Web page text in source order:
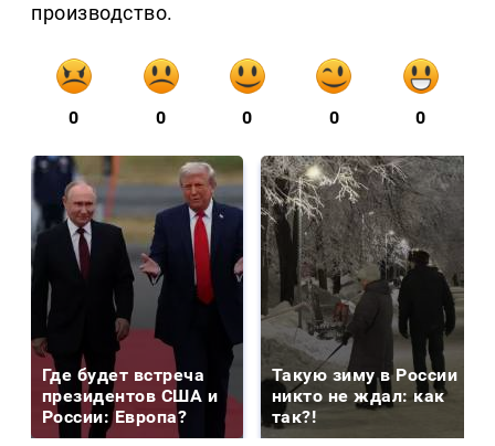
производство.
0 0 0 0 0
Где будет встреча
президентов США и
России: Европа?
Такую зиму в России
никто не ждал: как
так?!